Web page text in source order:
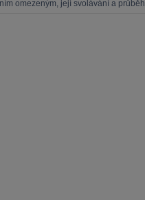
omezeným, její svolávání a průběh